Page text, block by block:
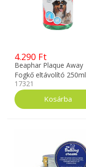
4.290 Ft
Beaphar Plaque Away
Fogkő eltávolító 250ml
17321